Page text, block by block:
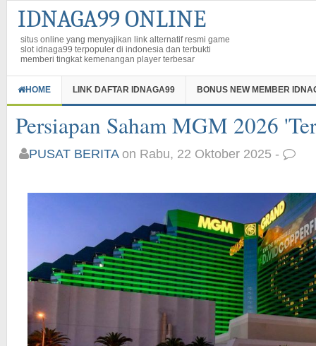
IDNAGA99 ONLINE
situs online yang menyajikan link alternatif resmi game
slot idnaga99 terpopuler di indonesia dan terbukti
memberi tingkat kemenangan player terbesar
HOME LINK DAFTAR IDNAGA99 BONUS NEW MEMBER
Persiapan Saham MGM 2026
PUSAT BERITA on Rabu, 22 Oktober 2025 -